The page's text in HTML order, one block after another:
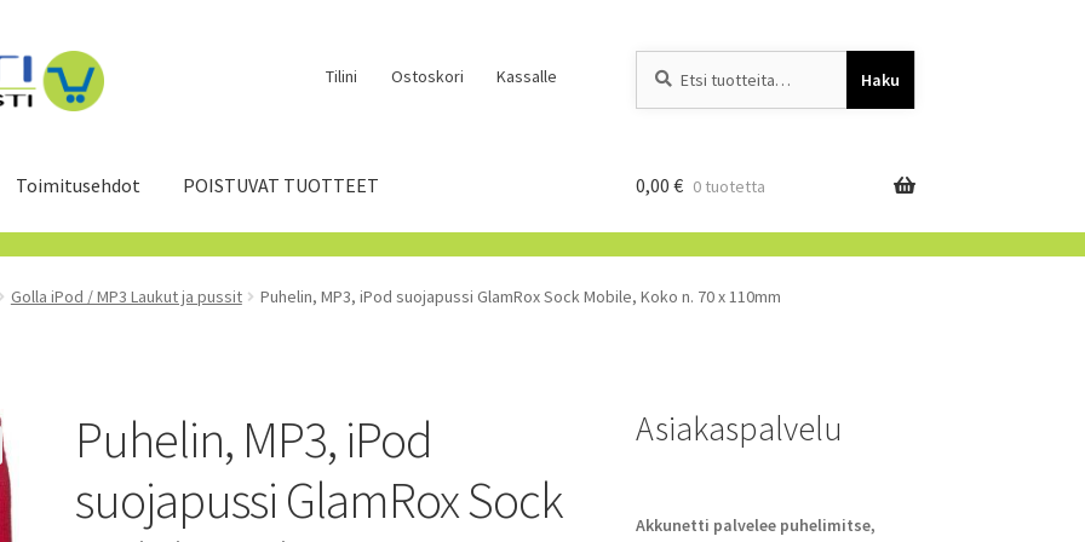
Tilini Ostoskori Kassalle Haku
Toimitusehdot POISTUVAT TUOTTEET 0,00 € 0 tuotetta
Golla iPod / MP3 Laukut ja pussit Puhelin, MP3, iPod suojapussi GlamRox Sock Mobile, Koko n. 70 x 110mm
Puhelin, MP3, iPod
suojapussi GlamRox Sock
Asiakaspalvelu
Akkunetti palvelee puhelimitse,